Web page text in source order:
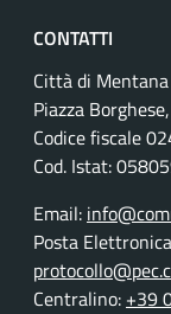
CONTATTI
Città di Mentana
Piazza
Codice fiscale
Cod. Istat:
Email:
Posta
Centralino: +39